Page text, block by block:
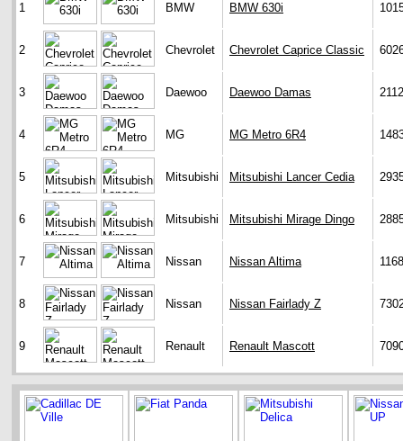
1 BMW BMW 630i
2 Chevrolet Chevrolet Caprice Classic
3 Daewoo Daewoo Damas
4 MG MG Metro 6R4
5 Mitsubishi Mitsubishi Lancer Cedia
6 Mitsubishi Mitsubishi Mirage Dingo
7 Nissan Nissan Altima
8 Nissan Nissan Fairlady Z
9 Renault Renault Mascott